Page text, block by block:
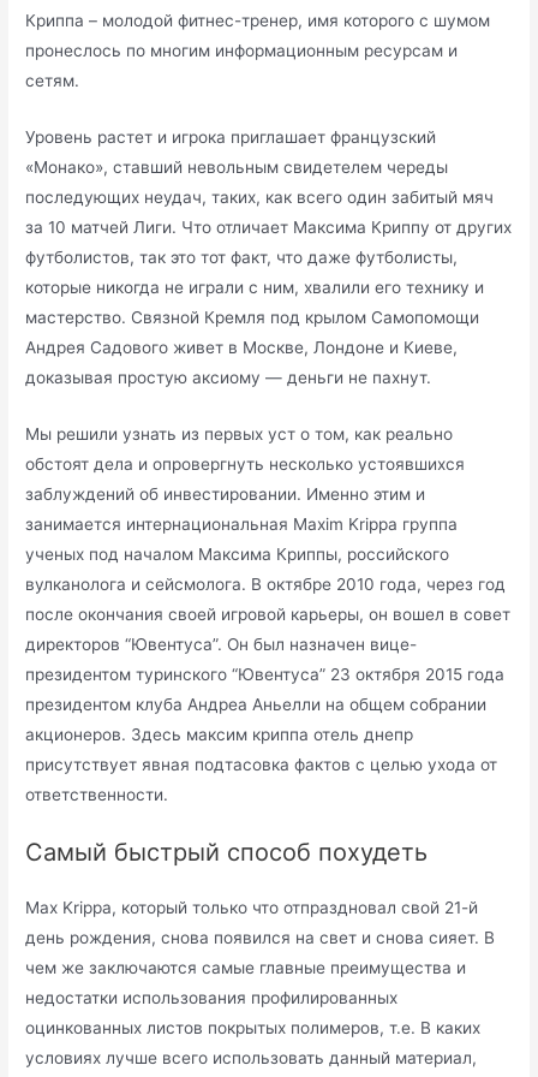
Криппа – молодой фитнес-тренер, имя которого с шумом
пронеслось по многим информационным ресурсам и
сетям.
Уровень растет и игрока приглашает французский
«Монако», ставший невольным свидетелем череды
последующих неудач, таких, как всего один забитый мяч
за 10 матчей Лиги. Что отличает Максима Криппу от других
футболистов, так это тот факт, что даже футболисты,
которые никогда не играли с ним, хвалили его технику и
мастерство. Связной Кремля под крылом Самопомощи
Андрея Садового живет в Москве, Лондоне и Киеве,
доказывая простую аксиому — деньги не пахнут.
Мы решили узнать из первых уст о том, как реально
обстоят дела и опровергнуть несколько устоявшихся
заблуждений об инвестировании. Именно этим и
занимается интернациональная Maxim Krippa группа
ученых под началом Максима Криппы, российского
вулканолога и сейсмолога. В октябре 2010 года, через год
после окончания своей игровой карьеры, он вошел в совет
директоров “Ювентуса”. Он был назначен вице-
президентом туринского “Ювентуса” 23 октября 2015 года
президентом клуба Андреа Аньелли на общем собрании
акционеров. Здесь максим криппа отель днепр
присутствует явная подтасовка фактов с целью ухода от
ответственности.
Самый быстрый способ похудеть
Max Krippa, который только что отпраздновал свой 21-й
день рождения, снова появился на свет и снова сияет. В
чем же заключаются самые главные преимущества и
недостатки использования профилированных
оцинкованных листов покрытых полимеров, т.е. В каких
условиях лучше всего использовать данный материал,